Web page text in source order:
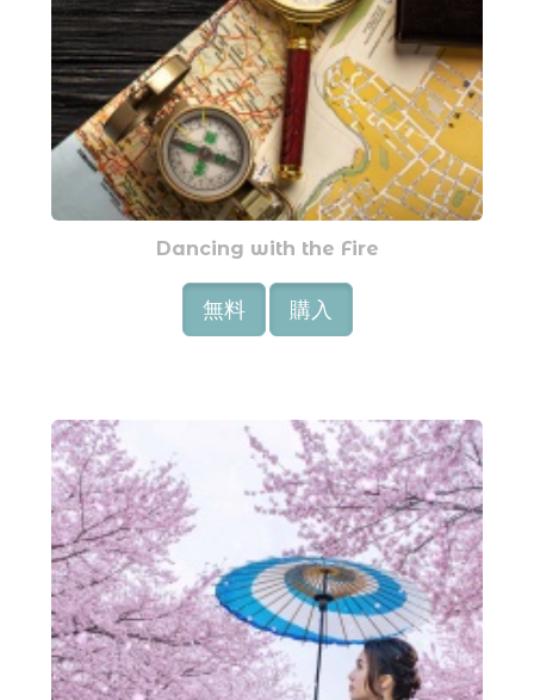
Dancing with the Fire
無料 購入